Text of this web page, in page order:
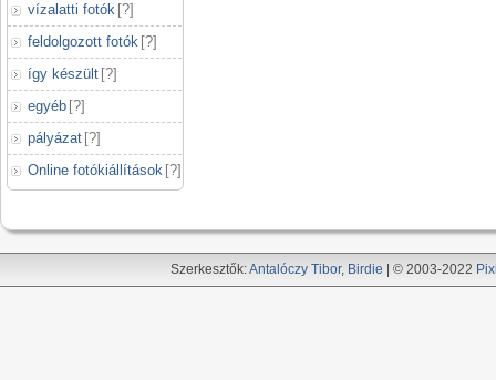
vízalatti fotók [?]
feldolgozott fotók [?]
így készült [?]
egyéb [?]
pályázat [?]
Online fotókiállítások [?]
Szerkesztők:Antalóczy Tibor, Birdie | © 2003-2022